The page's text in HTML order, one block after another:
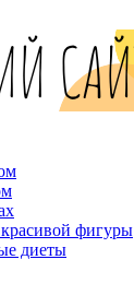
фигуры
диеты